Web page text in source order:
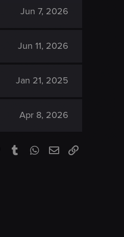
Jun 7, 2026
Jun 11, 2026
Jan 21, 2025
Apr 8, 2026
PinterestTumblrWhatsApp
EmailLink